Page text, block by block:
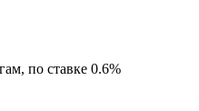
по ставке 0.6%